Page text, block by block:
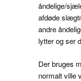
åndelige/
afdøde
andre
lytter og ser
Der bruges
normalt ville